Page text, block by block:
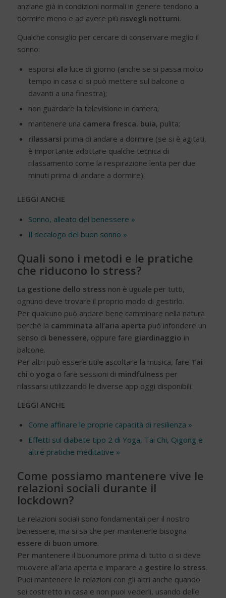
anziane già in condizioni normali in genere tendono a
dormire meno e ad avere più risvegli notturni.
Qualche consiglio per cercare di conservare meglio il
sonno:
esporsi alla luce di giorno (anche se si passa molto
tempo in casa ci si può mettere sul balcone o
davanti a una finestra);
non guardare la televisione in camera;
mantenere una camera fresca, buia, pulita;
rilassarsi prima di andare a dormire (se si è agitati,
è importante adottare qualche tecnica di
rilassamento come la respirazione lenta per due
minuti prima di andare a dormire).
LEGGI ANCHE
Sonno, alleato del benessere »
Il decalogo del buon sonno »
Quali sono i metodi e le pratiche
che riducono lo stress?
La gestione dello stress non è uguale per tutti,
ognuno deve trovare il proprio modo di gestirlo.
Per qualcuno può andare bene camminare nella natura
perché la camminata all’aria aperta può infondere un
senso di benessere, oppure fare giardinaggio in
balcone.
Per altri può essere utile ascoltare la musica, fare Tai
chi o yoga o fare sessioni di mindfulness per
rilassarsi utilizzando le diverse app oggi disponibili.
LEGGI ANCHE
Come affinare le proprie capacità di resilienza »
Effetti sul diabete tipo 2 di Yoga, Tai Chi, Qigong e
altre pratiche meditative »
Come possiamo mantenere vive le
relazioni sociali durante il
lockdown?
Le relazioni sociali sono fondamentali per il nostro
benessere, ma si sa che per mantenerle bisogna
essere di buon umore.
Per mantenere il buonumore prima di tutto ci si deve
muovere all’aria aperta e imparare a gestire lo stress.
Puoi mantenere le relazioni con gli altri anche quando
sei costretto in casa e non puoi vederli, usando delle